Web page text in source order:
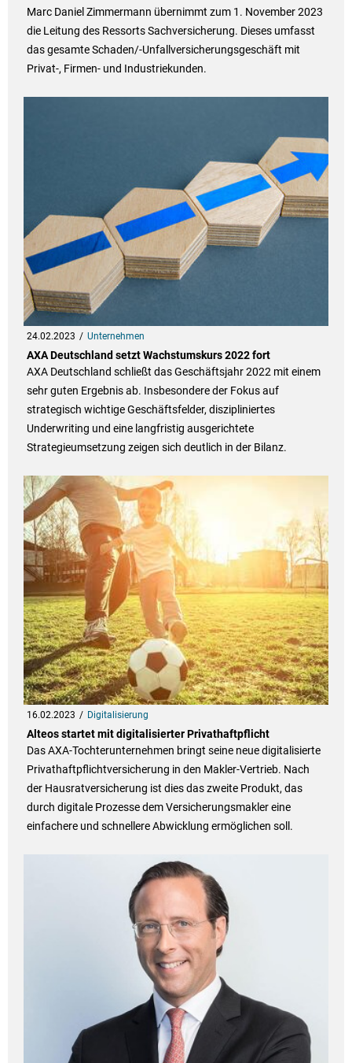
Marc Daniel Zimmermann übernimmt zum 1. November 2023
die Leitung des Ressorts Sachversicherung. Dieses umfasst
das gesamte Schaden/-Unfallversicherungsgeschäft mit
Privat-, Firmen- und Industriekunden.
24.02.2023 Unternehmen
AXA Deutschland setzt Wachstumskurs 2022 fort
AXA Deutschland schließt das Geschäftsjahr 2022 mit einem
sehr guten Ergebnis ab. Insbesondere der Fokus auf
strategisch wichtige Geschäftsfelder, diszipliniertes
Underwriting und eine langfristig ausgerichtete
Strategieumsetzung zeigen sich deutlich in der Bilanz.
16.02.2023 Digitalisierung
Alteos startet mit digitalisierter Privathaftpflicht
Das AXA-Tochterunternehmen bringt seine neue digitalisierte
Privathaftpflichtversicherung in den Makler-Vertrieb. Nach
der Hausratversicherung ist dies das zweite Produkt, das
durch digitale Prozesse dem Versicherungsmakler eine
einfachere und schnellere Abwicklung ermöglichen soll.